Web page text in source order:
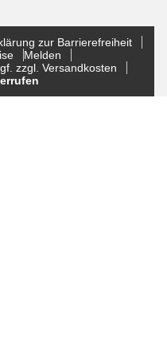
zur Barrierefreiheit
Melden
zzgl. Versandkosten